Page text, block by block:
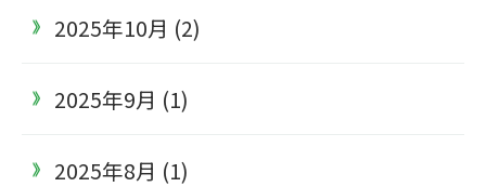
2025年10月 (2)
2025年9月 (1)
2025年8月 (1)